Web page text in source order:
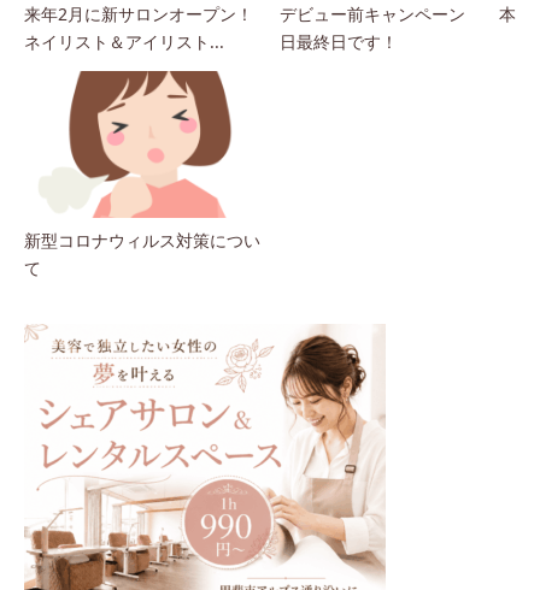
来年2月に新サロンオープン！
ネイリスト＆アイリスト...
デビュー前キャンペーン 本
日最終日です！
新型コロナウィルス対策につい
て